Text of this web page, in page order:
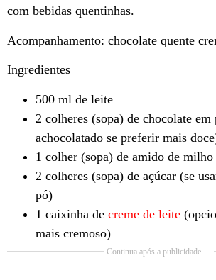
com bebidas quentinhas.
Acompanhamento: chocolate quente
Ingredientes
500 ml de leite
2 colheres (sopa) de chocolate em
achocolatado se preferir mais
1 colher (sopa) de amido de milho
2 colheres (sopa) de açúcar (se
pó)
1 caixinha de creme de leite
mais cremoso)
Continua após a publicidade….